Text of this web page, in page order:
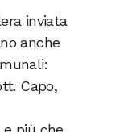
inviata
anche
Capo,